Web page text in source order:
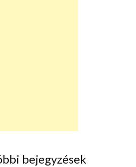
bejegyzések